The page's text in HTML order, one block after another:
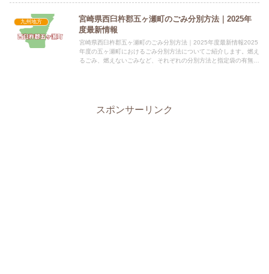
九州地方
宮崎県西臼杵郡五ヶ瀬町のごみ分別方法｜2025年
度最新情報
宮崎県西臼杵郡五ヶ瀬町のごみ分別方法｜2025年度最新情報2025
年度の五ヶ瀬町におけるごみ分別方法についてご紹介します。燃え
るごみ、燃えないごみなど、それぞれの分別方法と指定袋の有無に
スポンサーリンク